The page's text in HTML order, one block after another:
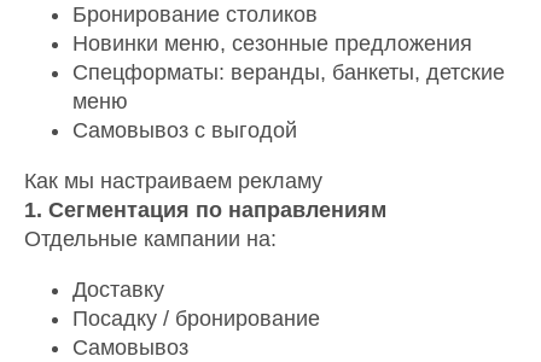
Бронирование столиков
Новинки меню, сезонные предложения
Спецформаты: веранды, банкеты, детские
меню
Самовывоз с выгодой
Как мы настраиваем рекламу
1. Сегментация по направлениям
Отдельные кампании на:
Доставку
Посадку / бронирование
Самовывоз